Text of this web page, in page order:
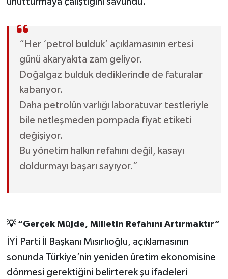
“Her ‘petrol bulduk’ açıklamasının ertesi
günü akaryakıta zam geliyor.
Doğalgaz bulduk dediklerinde de faturalar
kabarıyor.
Daha petrolün varlığı laboratuvar testleriyle
bile netleşmeden pompada fiyat etiketi
değişiyor.
Bu yönetim halkın refahını değil, kasayı
doldurmayı başarı sayıyor.”
💡 “Gerçek Müjde, Milletin Refahını Artırmaktır”
İYİ Parti İl Başkanı Mısırlıoğlu, açıklamasının
sonunda Türkiye’nin yeniden üretim ekonomisine
dönmesi gerektiğini belirterek şu ifadeleri